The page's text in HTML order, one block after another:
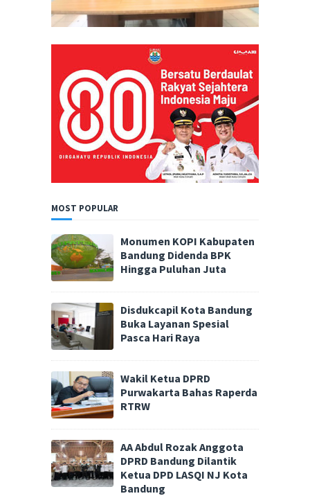
MOST POPULAR
Monumen KOPI Kabupaten
Bandung Didenda BPK
Hingga Puluhan Juta
Disdukcapil Kota Bandung
Buka Layanan Spesial
Pasca Hari Raya
Wakil Ketua DPRD
Purwakarta Bahas Raperda
RTRW
AA Abdul Rozak Anggota
DPRD Bandung Dilantik
Ketua DPD LASQI NJ Kota
Bandung